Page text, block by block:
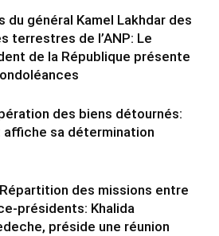
du général Kamel Lakhdar des
terrestres de l’ANP: Le
de la République présente
des biens détournés:
affiche sa détermination
des missions entre
présidents: Khalida
préside une réunion